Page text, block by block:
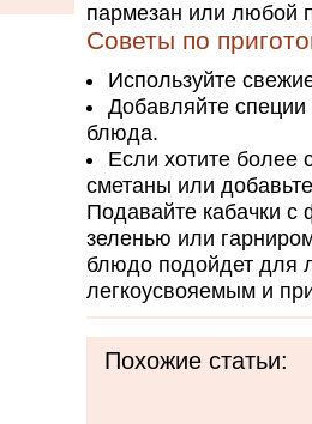
пармезан или любой
Советы по
Используйте
Добавляйте специи
блюда.
Если хотите более
сметаны или
Подавайте кабачки
зеленью или
блюдо подойдет для
легкоусвояемым и
Похожие статьи: